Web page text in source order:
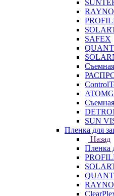
RAYNO
SAFEX
SUN
Пленка для
Назад
Пленка
RAYNO